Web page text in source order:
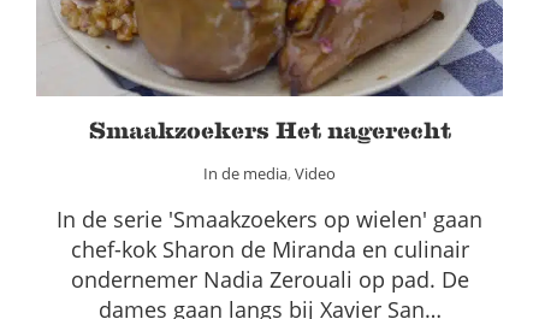
Smaakzoekers Het nagerecht
In de media, Video
In de serie 'Smaakzoekers op wielen' gaan
chef-kok Sharon de Miranda en culinair
ondernemer Nadia Zerouali op pad. De
dames gaan langs bij Xavier San…